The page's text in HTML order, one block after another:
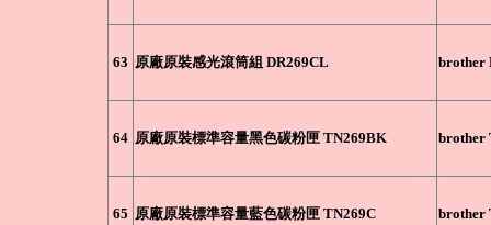
63 原廠原裝感光滾筒組 DR269CL brother
64 原廠原裝標準容量黑色碳粉匣 TN269BK brother
65 原廠原裝標準容量藍色碳粉匣 TN269C brother